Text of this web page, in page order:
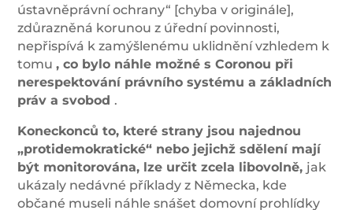
ústavněprávní ochrany“ [chyba v originále],
zdůrazněná korunou z úřední povinnosti,
nepřispívá k zamýšlenému uklidnění vzhledem k
tomu, co bylo náhle možné s Coronou při
nerespektování právního systému a základních
práv a svobod .
Koneckonců to, které strany jsou najednou
„protidemokratické“ nebo jejichž sdělení mají
být monitorována, lze určit zcela libovolně, jak
ukázaly nedávné příklady z Německa, kde
občané museli náhle snášet domovní prohlídky